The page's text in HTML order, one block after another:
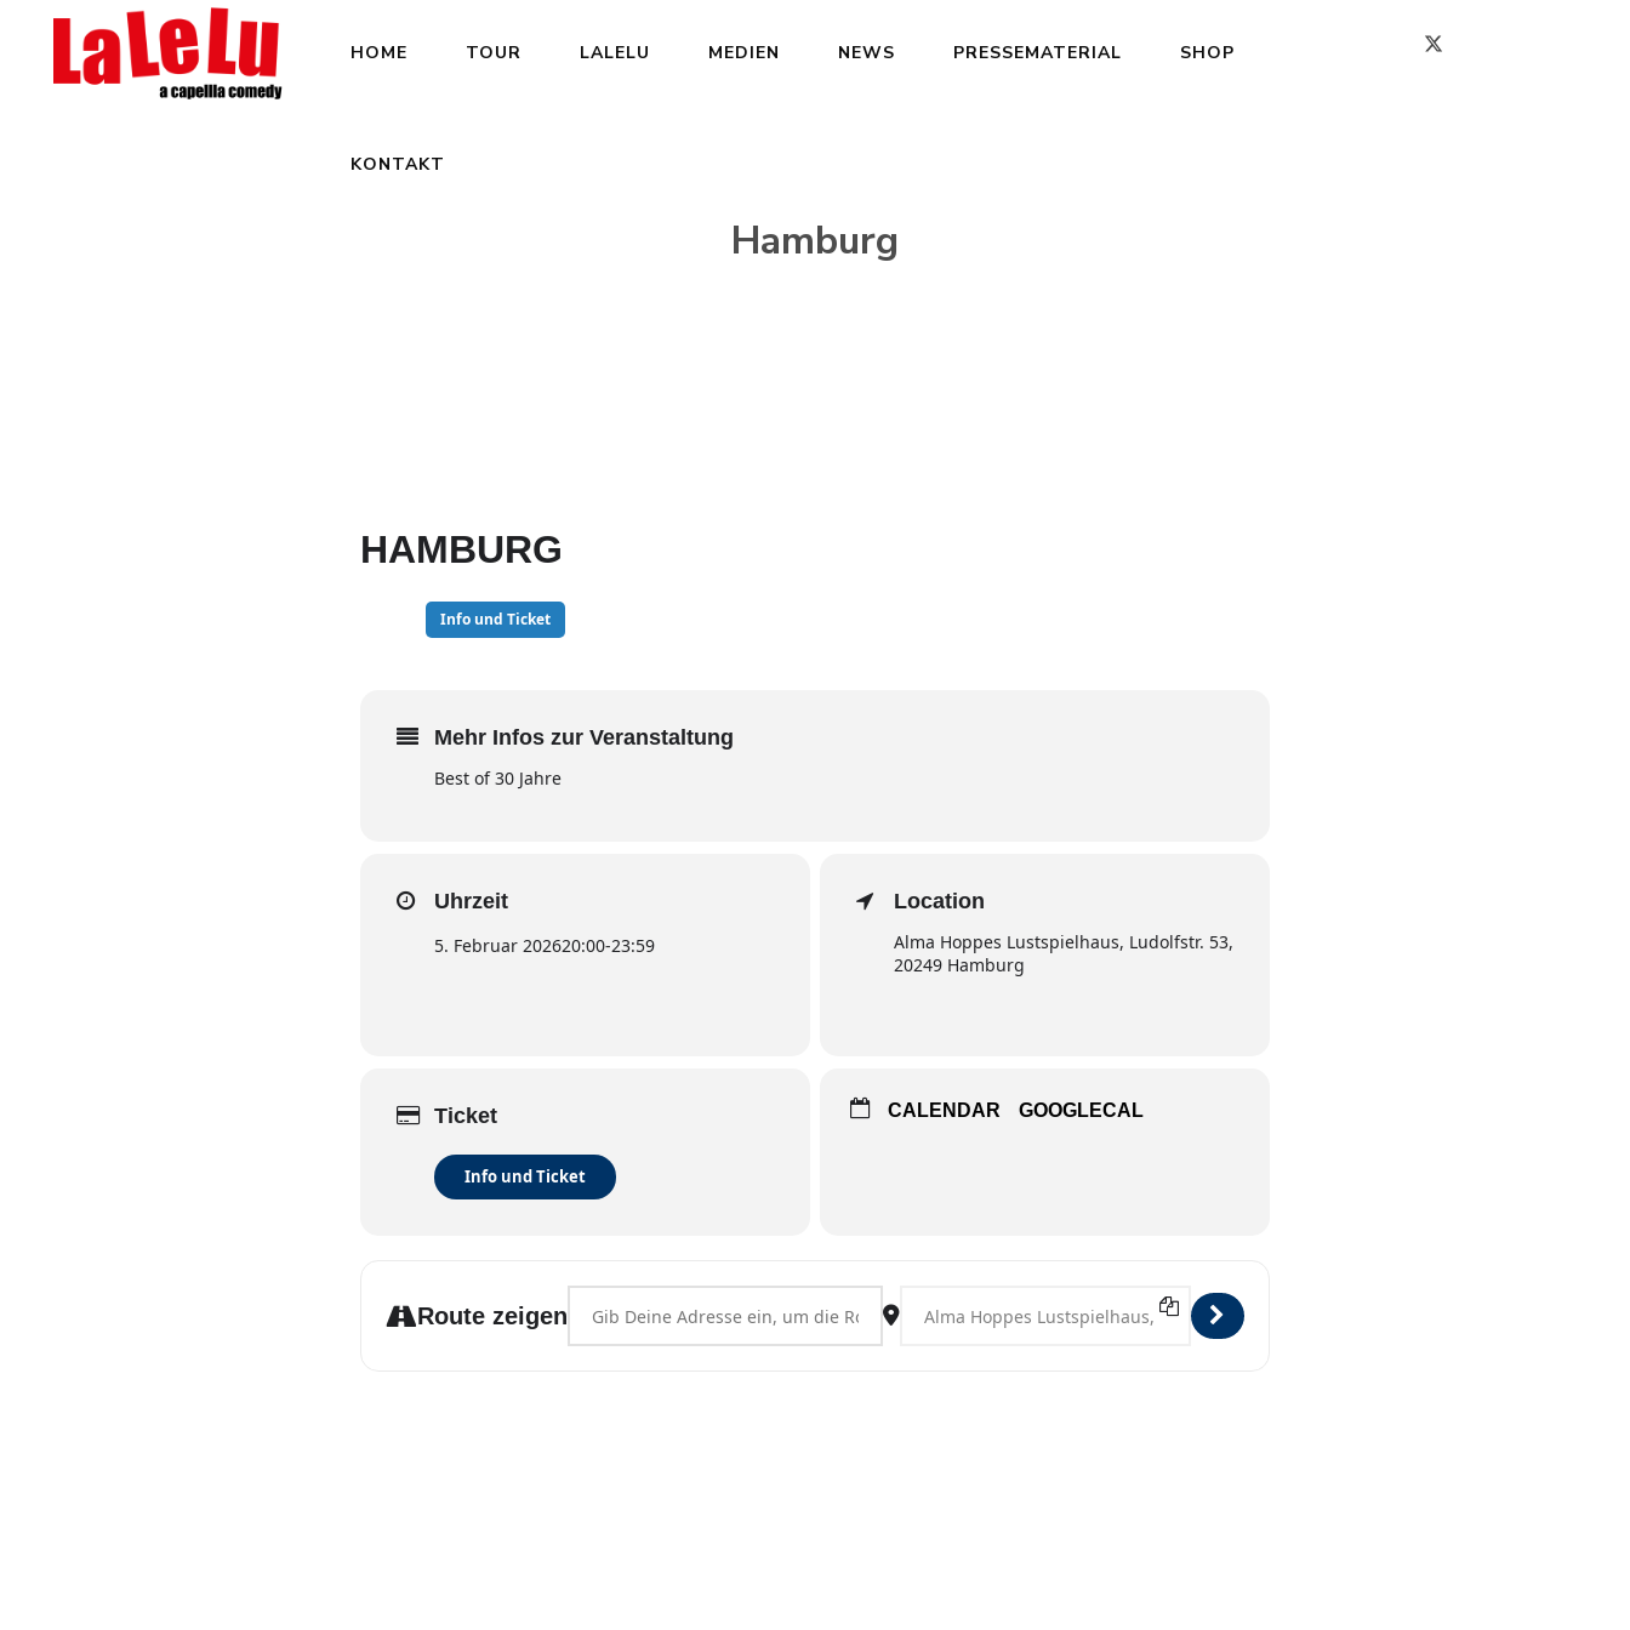
HOME TOUR LALELU MEDIEN NEWS PRESSEMATERIAL SHOP
KONTAKT
Hamburg
HAMBURG
Info und Ticket
Mehr Infos zur Veranstaltung
Best of 30 Jahre
Uhrzeit
5. Februar 202620:00-23:59
Location
Alma Hoppes Lustspielhaus, Ludolfstr. 53,
20249 Hamburg
Ticket
Info und Ticket
CALENDAR GOOGLECAL
Route zeigen
Destination Address - Hamburg [Olt36cPZQ]